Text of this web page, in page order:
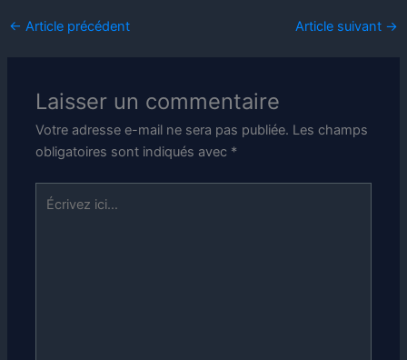
← Article précédent Article suivant →
Laisser un commentaire
Votre adresse e-mail ne sera pas publiée. Les champs
obligatoires sont indiqués avec *
Écrivez
ici…